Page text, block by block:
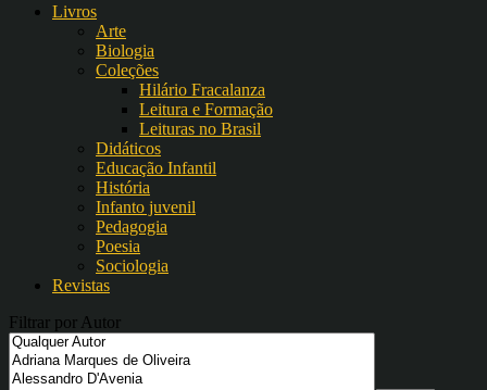
Livros
Arte
Biologia
Coleções
Hilário Fracalanza
Leitura e Formação
Leituras no Brasil
Didáticos
Educação Infantil
História
Infanto juvenil
Pedagogia
Poesia
Sociologia
Revistas
Filtrar por Autor